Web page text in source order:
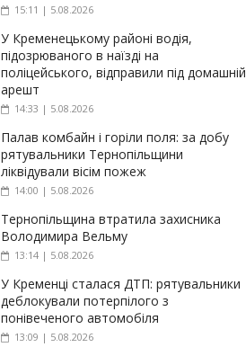
15:11 | 5.08.2026
У Кременецькому районі водія,
підозрюваного в наїзді на
поліцейського, відправили під домашній
арешт
14:33 | 5.08.2026
Палав комбайн і горіли поля: за добу
рятувальники Тернопільщини
ліквідували вісім пожеж
14:00 | 5.08.2026
Тернопільщина втратила захисника
Володимира Вельму
13:14 | 5.08.2026
У Кременці сталася ДТП: рятувальники
деблокували потерпілого з
понівеченого автомобіля
13:09 | 5.08.2026